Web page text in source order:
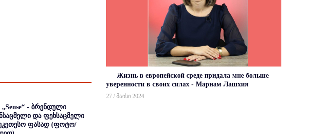
„Sense“ - ბრენდული
და ფეხსაცმელი
ფასად (ფოტო/
Жизнь в европейской среде придала мне больше
уверенности в своих силах - Мариам Лашхия
27 / მაისი 2024